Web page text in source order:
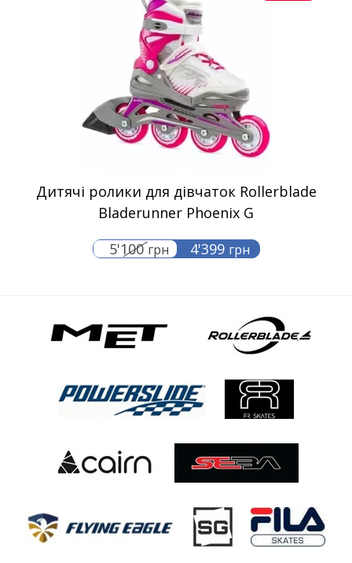
Дитячі ролики для дівчаток Rollerblade
Bladerunner Phoenix G
5'100грн 4'399 грн